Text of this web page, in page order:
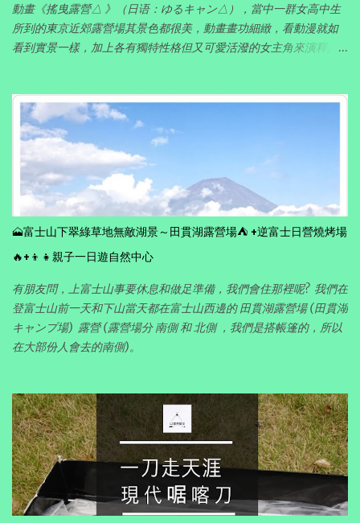
動畫《搖曳露營△ 》（日语：ゆるキャン△），當中一群女高中生
所到的東京近郊露營場其景色都很美，動畫畫功細緻，看動漫就如
看到實景一樣，加上各有獨特性格但又可愛活潑的女主角來演釋露
🗻富士山下翠綠草地無敵湖景～田貫湖露營場⛺ +逆富士日營燒烤場
🔥+👦👧親子一日遊自然中心
有朋友問，上富士山事要休息和做足準備，我們會住那裡呢? 我們在
登富士山前一天和下山當天都在富士山西邊的 田貫湖露營場 (田貫湖
キャンプ場) 露營 (露營場分 南側 和 北側 ，我們是搭帳篷的，所以
在大部份人會去的南側)。